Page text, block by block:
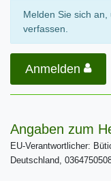
Melden Sie sich
verfassen.
Anmelden
Angaben zum
EU-Verantwortlicher:
Deutschland,